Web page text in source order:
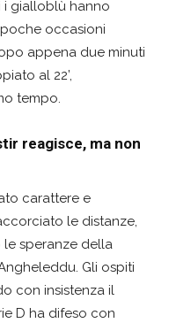
i gialloblù hanno
occasioni
appena due minuti
al 22’,
tempo.
reagisce, ma non
carattere e
le distanze,
speranze della
Gli ospiti
con insistenza il
D ha difeso con